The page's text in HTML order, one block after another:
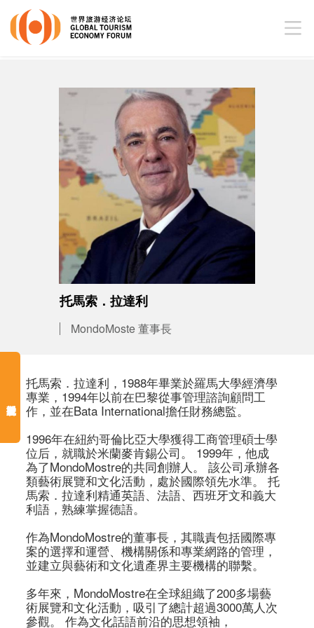
托馬索．拉達利
MondoMoste 董事長
托馬索．拉達利，1988年畢業於羅馬大學經濟學
專業，1994年以前在巴黎從事管理諮詢顧問工
作，並在Bata International擔任財務總監。
1996年在紐約哥倫比亞大學獲得工商管理碩士學
位后，就職於米蘭麥肯錫公司。 1999年，他成
為了MondoMostre的共同創辦人。 該公司承辦各
類藝術展覽和文化活動，處於國際領先水準。 托
馬索．拉達利精通英語、法語、西班牙文和義大
利語，熟練掌握德語。
作為MondoMostre的董事長，其職責包括國際專
案的選擇和運營、機構關係和專業網路的管理，
並建立與藝術和文化遺產界主要機構的聯繫。
多年來，MondoMostre在全球組織了200多場藝
術展覽和文化活動，吸引了總計超過3000萬人次
參觀。 作為文化話語前沿的思想領袖，